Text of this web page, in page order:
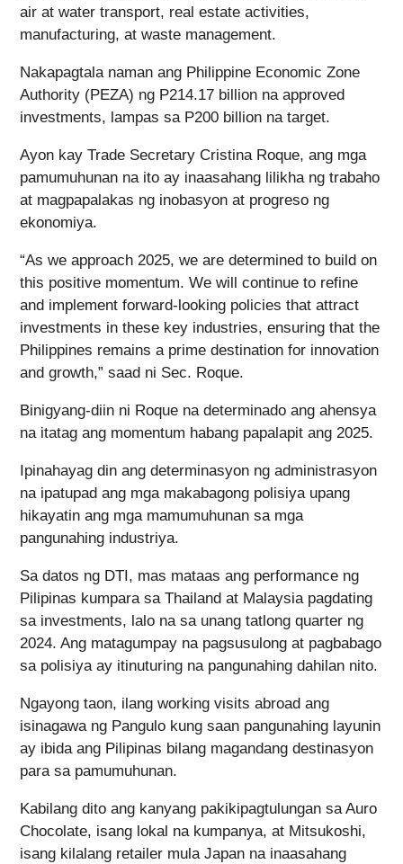
air at water transport, real estate activities,
manufacturing, at waste management.
Nakapagtala naman ang Philippine Economic Zone
Authority (PEZA) ng P214.17 billion na approved
investments, lampas sa P200 billion na target.
Ayon kay Trade Secretary Cristina Roque, ang mga
pamumuhunan na ito ay inaasahang lilikha ng trabaho
at magpapalakas ng inobasyon at progreso ng
ekonomiya.
“As we approach 2025, we are determined to build on
this positive momentum. We will continue to refine
and implement forward-looking policies that attract
investments in these key industries, ensuring that the
Philippines remains a prime destination for innovation
and growth,” saad ni Sec. Roque.
Binigyang-diin ni Roque na determinado ang ahensya
na itatag ang momentum habang papalapit ang 2025.
Ipinahayag din ang determinasyon ng administrasyon
na ipatupad ang mga makabagong polisiya upang
hikayatin ang mga mamumuhunan sa mga
pangunahing industriya.
Sa datos ng DTI, mas mataas ang performance ng
Pilipinas kumpara sa Thailand at Malaysia pagdating
sa investments, lalo na sa unang tatlong quarter ng
2024. Ang matagumpay na pagsusulong at pagbabago
sa polisiya ay itinuturing na pangunahing dahilan nito.
Ngayong taon, ilang working visits abroad ang
isinagawa ng Pangulo kung saan pangunahing layunin
ay ibida ang Pilipinas bilang magandang destinasyon
para sa pamumuhunan.
Kabilang dito ang kanyang pakikipagtulungan sa Auro
Chocolate, isang lokal na kumpanya, at Mitsukoshi,
isang kilalang retailer mula Japan na inaasahang